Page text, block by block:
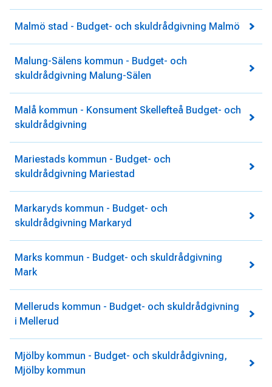
Malmö stad - Budget- och skuldrådgivning Malmö
Malung-Sälens kommun - Budget- och
skuldrådgivning Malung-Sälen
Malå kommun - Konsument Skellefteå Budget- och
skuldrådgivning
Mariestads kommun - Budget- och
skuldrådgivning Mariestad
Markaryds kommun - Budget- och
skuldrådgivning Markaryd
Marks kommun - Budget- och skuldrådgivning
Mark
Melleruds kommun - Budget- och skuldrådgivning
i Mellerud
Mjölby kommun - Budget- och skuldrådgivning,
Mjölby kommun